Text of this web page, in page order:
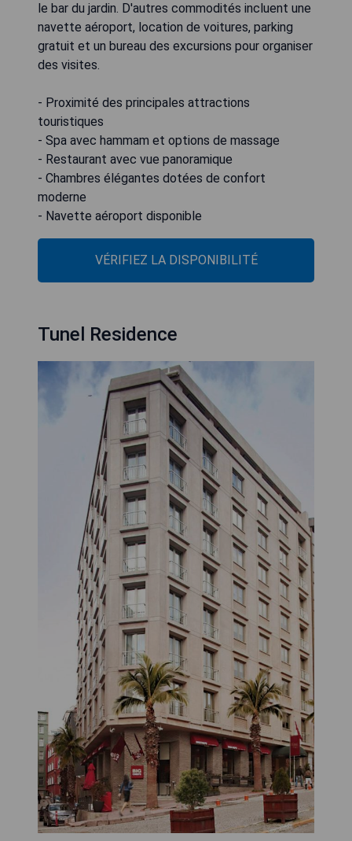
le bar du jardin. D'autres commodités incluent une
navette aéroport, location de voitures, parking
gratuit et un bureau des excursions pour organiser
des visites.
- Proximité des principales attractions
touristiques
- Spa avec hammam et options de massage
- Restaurant avec vue panoramique
- Chambres élégantes dotées de confort
moderne
- Navette aéroport disponible
VÉRIFIEZ LA DISPONIBILITÉ
Tunel Residence